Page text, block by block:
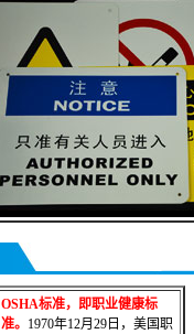
OSHA标准，即职业健康标
准。 1970年12月29日，美国职